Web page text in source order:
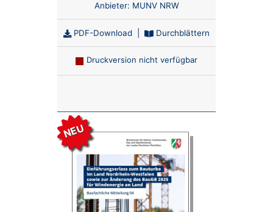
Anbieter: MUNV NRW
PDF-Download Durchblättern
Druckversion nicht verfügbar
NEU